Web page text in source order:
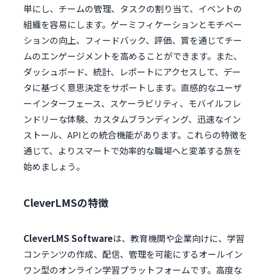
単にし、チームの管理、タスクの割り当て、イベントの
組織を容易にします。ゲーミフィケーションとモチベー
ションの向上、フィードバック、評価、賞を通じてチー
ムのエンゲージメントを高めることができます。また、
ダッシュボード、統計、レポートにアクセスして、デー
タに基づく意思決定をサポートします。直感的なユーザ
ーインターフェース、スケーラビリティ、モバイルフレ
ンドリーな体験、カスタムブランディング、迅速なイン
ストール、APIとの統合機能があります。これらの特徴を
通じて、よりスマートで効率的な職場へと変革する旅を
始めましょう​​。
CleverLMSの特徴
CleverLMS Softwareは、教育機関や企業向けに、学習
コンテンツの作成、配信、管理を可能にするオールイン
ワン型のオンライン学習プラットフォームです。高度な